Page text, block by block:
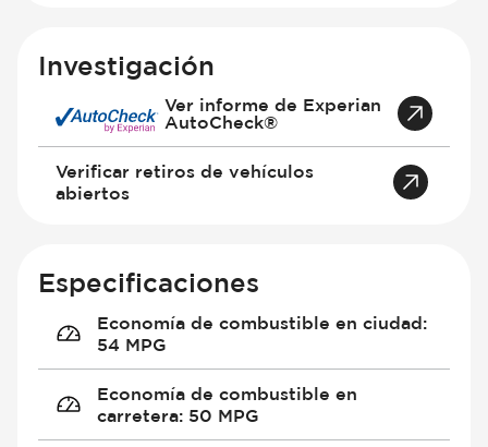
Investigación
Ver informe de Experian
AutoCheck®
Verificar retiros de vehículos
abiertos
Especificaciones
Economía de combustible en ciudad:
54 MPG
Economía de combustible en
carretera: 50 MPG